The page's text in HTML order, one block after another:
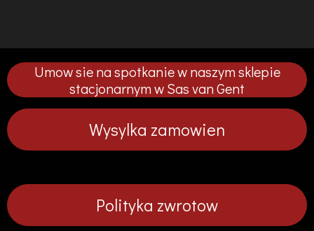
ę
p
n
j
ę
p
n
j
ę
p
n
j
ę
p
n
i
Umow sie na spotkanie w naszym sklepie
stacjonarnym w Sas van Gent
Wysylka zamowien
Polityka zwrotow